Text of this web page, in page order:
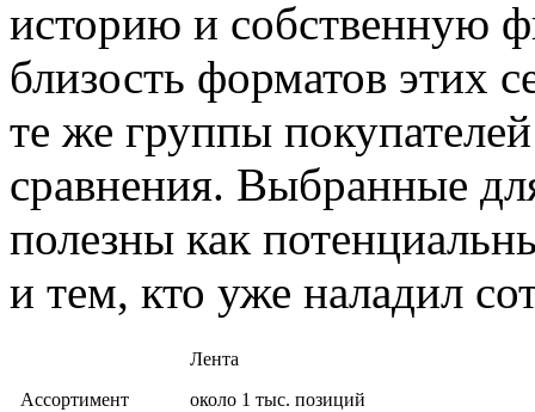
историю и собственную
близость форматов этих
те же группы
сравнения. Выбранные
полезны как
и тем, кто уже наладил
Лента
Ассортимент
около 1 тыс. позиций